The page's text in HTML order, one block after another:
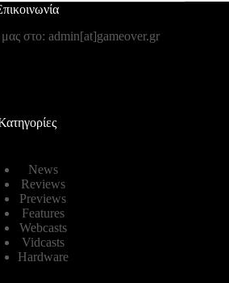
μας στο: admin[at]gameover.gr
News
Reviews
Previews
Features
Webcasts
Vidcasts
Hardware